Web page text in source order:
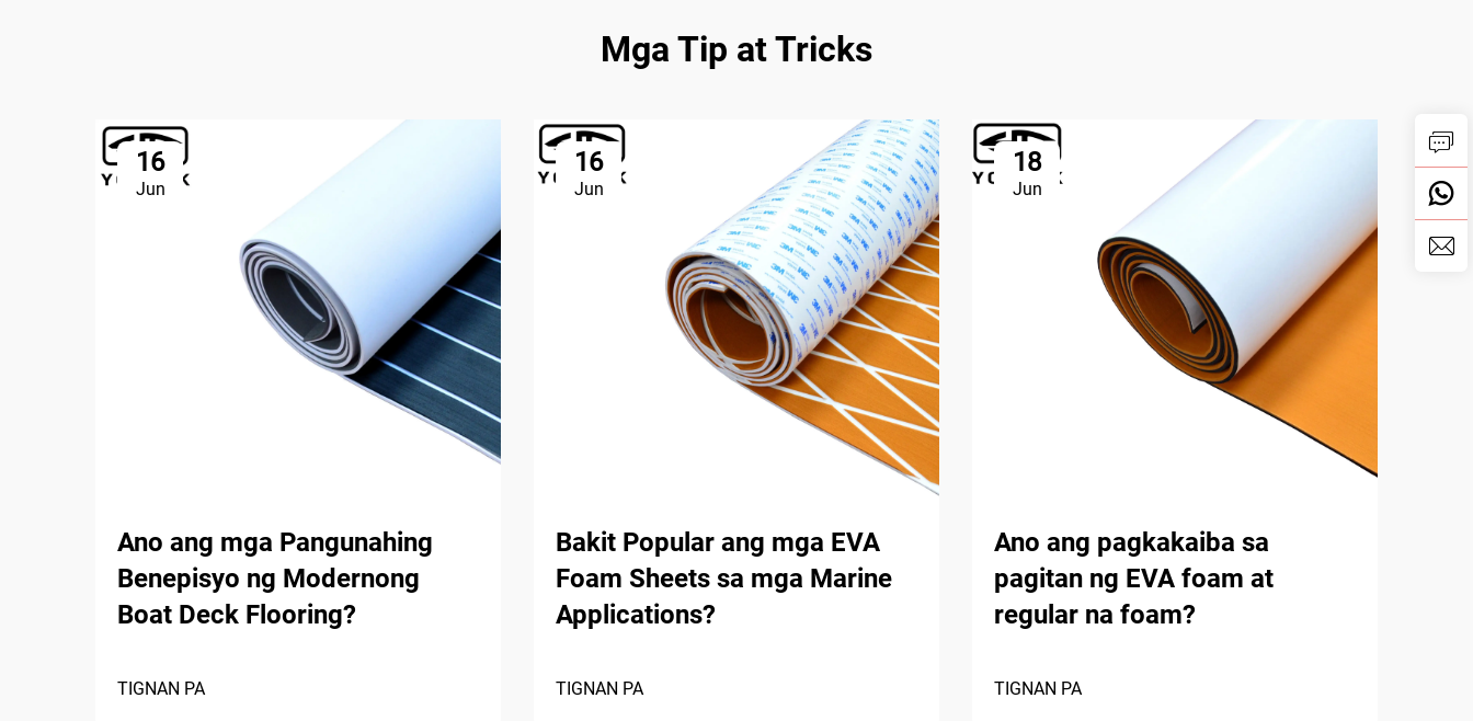
Mga Tip at Tricks
16
Jun
Ano ang mga Pangunahing
Benepisyo ng Modernong
Boat Deck Flooring?
TIGNAN PA
16
Jun
Bakit Popular ang mga EVA
Foam Sheets sa mga Marine
Applications?
TIGNAN PA
18
Jun
Ano ang pagkakaiba sa
pagitan ng EVA foam at
regular na foam?
TIGNAN PA